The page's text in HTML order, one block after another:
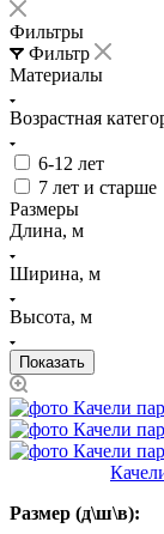
Фильтры
Фильтр
Материалы
Возрастная
6-12 лет
7 лет и старше
Размеры
Длина, м
Ширина, м
Высота, м
Размер (д\ш\в):